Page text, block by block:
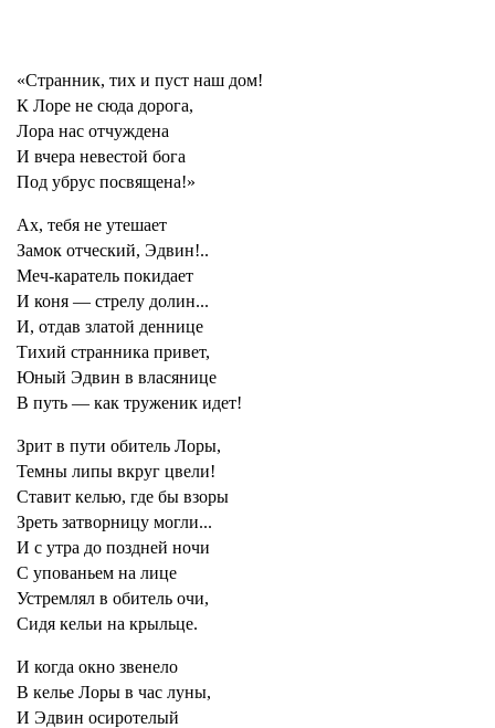
«Странник, тих и пуст наш дом!
К Лоре не сюда дорога,
Лора нас отчуждена
И вчера невестой бога
Под убрус посвящена!»
Ах, тебя не утешает
Замок отческий, Эдвин!..
Меч-каратель покидает
И коня — стрелу долин...
И, отдав златой деннице
Тихий странника привет,
Юный Эдвин в власянице
В путь — как труженик идет!
Зрит в пути обитель Лоры,
Темны липы вкруг цвели!
Ставит келью, где бы взоры
Зреть затворницу могли...
И с утра до поздней ночи
С упованьем на лице
Устремлял в обитель очи,
Сидя кельи на крыльце.
И когда окно звенело
В келье Лоры в час луны,
И Эдвин осиротелый